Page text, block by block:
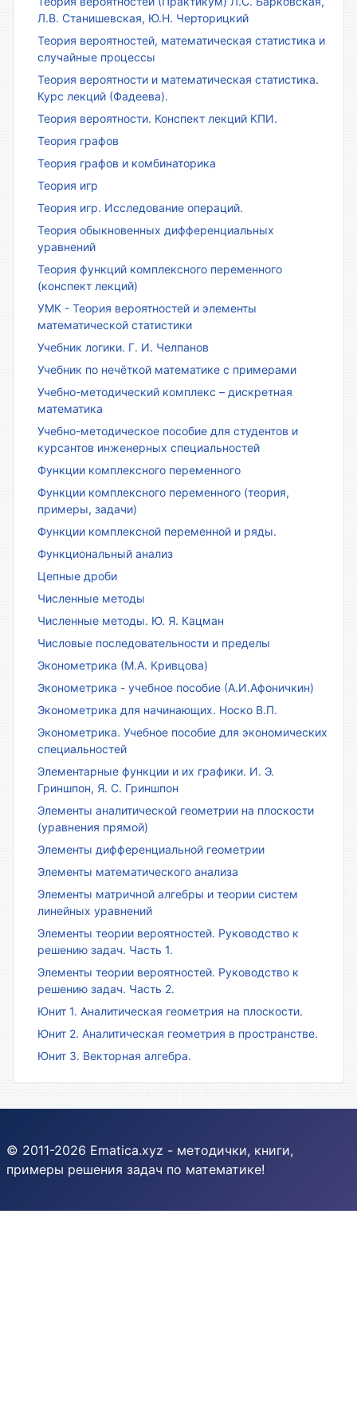
Л.В. Станишевская, Ю.Н. Черторицкий
Теория вероятностей, математическая статистика и
случайные процессы
Теория вероятности и математическая статистика.
Курс лекций (Фадеева).
Теория вероятности. Конспект лекций КПИ.
Теория графов
Теория графов и комбинаторика
Теория игр
Теория игр. Исследование операций.
Теория обыкновенных дифференциальных
уравнений
Теория функций комплексного переменного
(конспект лекций)
УМК - Теория вероятностей и элементы
математической статистики
Учебник логики. Г. И. Челпанов
Учебник по нечёткой математике с примерами
Учебно-методический комплекс – дискретная
математика
Учебно-методическое пособие для студентов и
курсантов инженерных специальностей
Функции комплексного переменного
Функции комплексного переменного (теория,
примеры, задачи)
Функции комплексной переменной и ряды.
Функциональный анализ
Цепные дроби
Численные методы
Численные методы. Ю. Я. Кацман
Числовые последовательности и пределы
Эконометрика (М.А. Кривцова)
Эконометрика - учебное пособие (А.И.Афоничкин)
Эконометрика для начинающих. Носко В.П.
Эконометрика. Учебное пособие для экономических
специальностей
Элементарные функции и их графики. И. Э.
Гриншпон, Я. С. Гриншпон
Элементы аналитической геометрии на плоскости
(уравнения прямой)
Элементы дифференциальной геометрии
Элементы математического анализа
Элементы матричной алгебры и теории систем
линейных уравнений
Элементы теории вероятностей. Руководство к
решению задач. Часть 1.
Элементы теории вероятностей. Руководство к
решению задач. Часть 2.
Юнит 1. Аналитическая геометрия на плоскости.
Юнит 2. Аналитическая геометрия в пространстве.
Юнит 3. Векторная алгебра.
© 2011-2026 Ematica.xyz - методички, книги,
примеры решения задач по математике!